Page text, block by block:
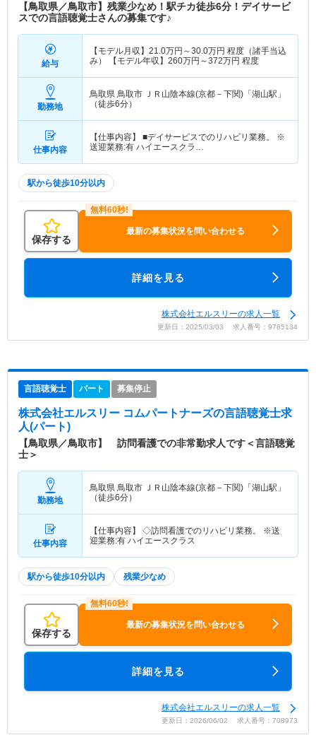
【鳥取県／鳥取市】残業少なめ！駅チカ徒歩6分！デイサービ
スでの言語聴覚士さんの募集です♪
給与
【モデル月収】 21.0万円～30.0万円 程度（諸手当込
み） 【モデル年収】 260万円～372万円 程度
勤務地
鳥取県 鳥取市 ＪＲ山陰本線(京都－下関)「湖山駅」
（徒歩6分）
仕事内容
【仕事内容】 ■デイサービスでのリハビリ業務。 ※
送迎業務:有 ハイエースクラ…
駅から徒歩10分以内
保存する
最新の募集状況を問い合わせる
詳細を見る
株式会社エルスリーの求人一覧
更新日：2025/03/03 求人番号：9785134
言語聴覚士 パート 募集停止
株式会社エルスリー コムパートナーズの言語聴覚士求
人(パート)
【鳥取県／鳥取市】 訪問看護での非常勤求人です＜言語聴覚
士＞
勤務地
鳥取県 鳥取市 ＪＲ山陰本線(京都－下関)「湖山駅」
（徒歩6分）
仕事内容
【仕事内容】 ◇訪問看護でのリハビリ業務。 ※送
迎業務:有 ハイエースクラス
駅から徒歩10分以内 残業少なめ
保存する
最新の募集状況を問い合わせる
詳細を見る
株式会社エルスリーの求人一覧
更新日：2026/06/02 求人番号：708973